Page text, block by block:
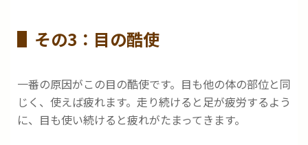
その3：目の酷使
一番の原因がこの目の酷使です。目も他の体の部位と同
じく、使えば疲れます。走り続けると足が疲労するよう
に、目も使い続けると疲れがたまってきます。